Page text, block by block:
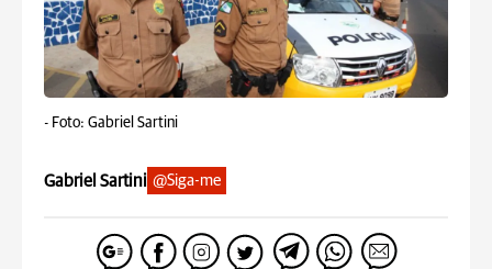
- Foto: Gabriel Sartini
Gabriel Sartini @Siga-me